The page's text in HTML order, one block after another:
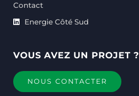
Contact
Energie Côté Sud
VOUS AVEZ UN PROJET ?
NOUS CONTACTER